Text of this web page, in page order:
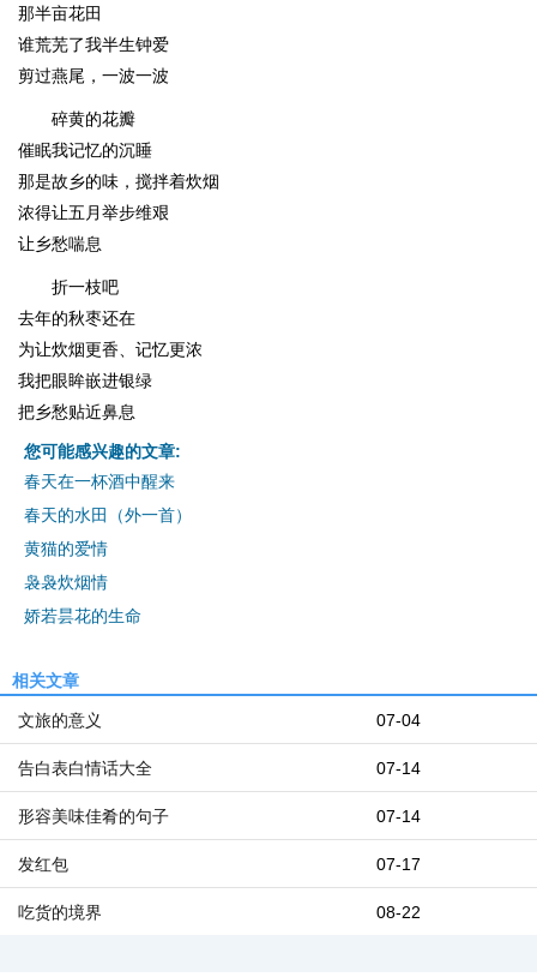
那半亩花田
谁荒芜了我半生钟爱
剪过燕尾，一波一波
碎黄的花瓣
催眠我记忆的沉睡
那是故乡的味，搅拌着炊烟
浓得让五月举步维艰
让乡愁喘息
折一枝吧
去年的秋枣还在
为让炊烟更香、记忆更浓
我把眼眸嵌进银绿
把乡愁贴近鼻息
您可能感兴趣的文章:
春天在一杯酒中醒来
春天的水田（外一首）
黄猫的爱情
袅袅炊烟情
娇若昙花的生命
相关文章
07-04
文旅的意义
07-14
告白表白情话大全
07-14
形容美味佳肴的句子
07-17
发红包
08-22
吃货的境界